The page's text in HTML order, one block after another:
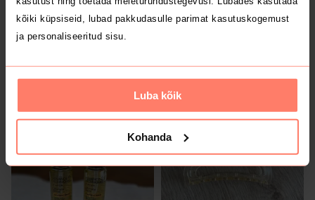
kõiki küpsiseid, lubad pakkudasulle parimat kasutuskogemust
ja personaliseeritud sisu.
Luba kõik
Kohanda
3 €